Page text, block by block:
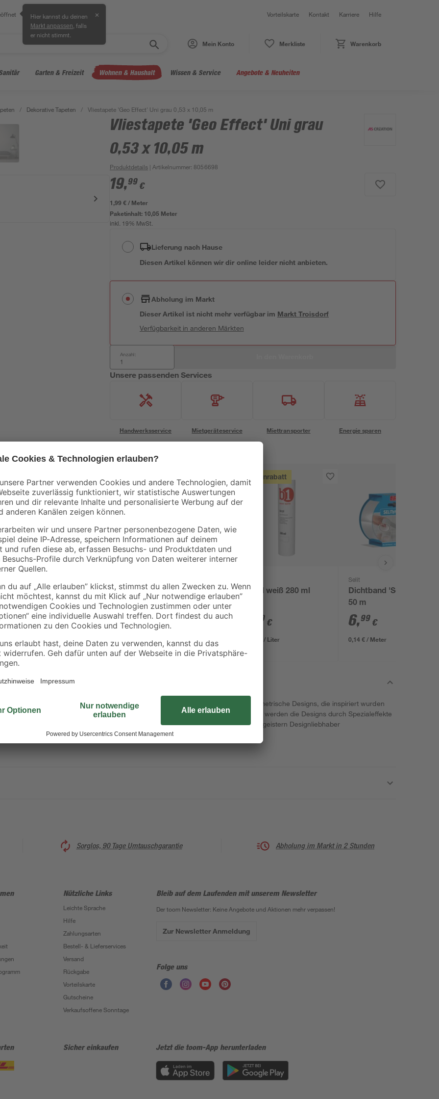
Hier kannst du deinen
Markt anpassen , falls
er nicht stimmt.
✕ Vorteilskarte Kontakt Karriere Hilfe
Mein Konto Merkliste Warenkorb
Garten & Freizeit Wohnen & Haushalt Wissen & Service Angebote & Neuheiten
/ Dekorative Tapeten / Vliestapete 'Geo Effect' Uni grau 0,53 x 10,05 m
Vliestapete 'Geo Effect' Uni grau
0,53 x 10,05 m
Produktdetails | Artikelnummer: 8056698
19,99 €
1,99 € / Meter
Paketinhalt: 10,05 Meter
inkl. 19% MwSt.
Lieferung nach Hause
Diesen Artikel können wir dir online leider nicht anbieten.
Abholung im Markt
Dieser Artikel ist nicht mehr verfügbar im Markt Troisdorf
Verfügbarkeit in anderen Märkten
Anzahl:
Unsere passenden Services
Handwerksservice Mietgeräteservice Miettransporter Energie sparen
15
Vinylboden Eiche
Skara 3,5 mm
15,99 €/ m²
42,05 € / Pack
Aktion
Vinylboden Eiche
Pasadena 3,5 mm
15,99
42,05 € / Pack
Mengenrabatt
Acryl weiß 280 ml
99 €
7,11 € / Liter
Selit
Dichtband 'Selitstop'
50 m
6,99 €
0,14 € / Meter
Die Vliestapete 'Geo Effect' zeigt stylische, geometrische Designs, die inspiriert wurden
durch die Mode Frankreichs. Optisch unterstützt werden die Designs durch Spezialeffekte
aus metallischen Tönen. Großflächige Muster begeistern Designliebhaber
Sorglos, 90 Tage Umtauschgarantie Abholung im Markt in 2 Stunden
Nützliche Links
Leichte Sprache
Hilfe
Zahlungsarten
Bestell- & Lieferservices
Versand
Rückgabe
Vorteilskarte
Gutscheine
Verkaufsoffene Sonntage
Bleib auf dem Laufenden mit unserem Newsletter
Der toom Newsletter: Keine Angebote und Aktionen mehr verpassen!
Zur Newsletter Anmeldung
Folge uns
Sicher einkaufen Jetzt die toom-App herunterladen